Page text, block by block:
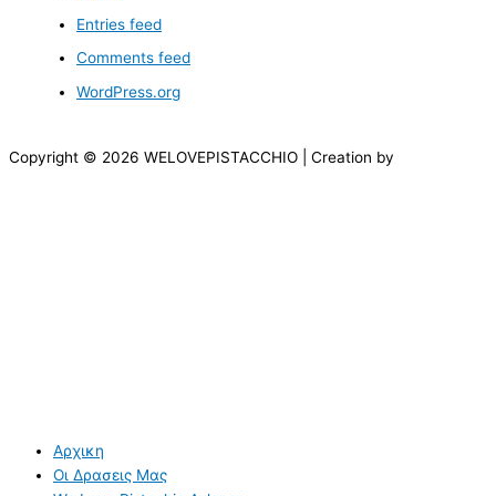
Entries feed
Comments feed
WordPress.org
Copyright © 2026 WELOVEPISTACCHIO | Creation by
Αρχικη
Οι Δρασεις Μας